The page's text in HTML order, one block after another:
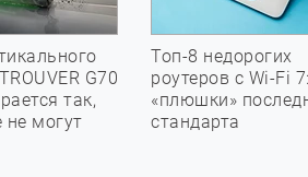
G70
так,
не могут
Топ-8 недорогих
роутеров с Wi-Fi
«плюшки»
стандарта